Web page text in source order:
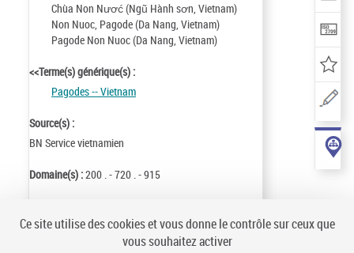
Chùa Non Nươć (Ngũ Hành sơn, Vietnam)
Non Nuoc, Pagode (Da Nang, Vietnam)
Pagode Non Nuoc (Da Nang, Vietnam)
<<Terme(s) générique(s) :
Pagodes -- Vietnam
Source(s) :
BN Service vietnamien
Domaine(s) :200 . - 720 . - 915
Notice n° :FRBNF12338208
Mise à jour :16/09/21
Ce site utilise des cookies et vous donne le contrôle sur ceux que
vous souhaitez activer